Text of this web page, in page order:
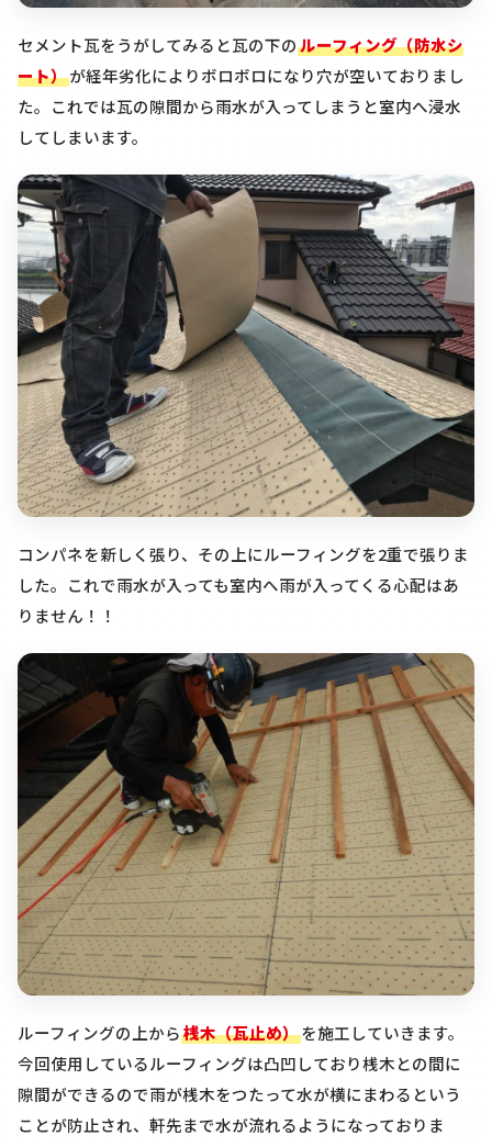
セメント瓦をうがしてみると瓦の下のルーフィング（防水シ
ート）が経年劣化によりボロボロになり穴が空いておりまし
た。これでは瓦の隙間から雨水が入ってしまうと室内へ浸水
してしまいます。
コンパネを新しく張り、その上にルーフィングを2重で張りま
した。これで雨水が入っても室内へ雨が入ってくる心配はあ
りません！！
ルーフィングの上から桟木（瓦止め）を施工していきます。
今回使用しているルーフィングは凸凹しており桟木との間に
隙間ができるので雨が桟木をつたって水が横にまわるという
ことが防止され、軒先まで水が流れるようになっておりま